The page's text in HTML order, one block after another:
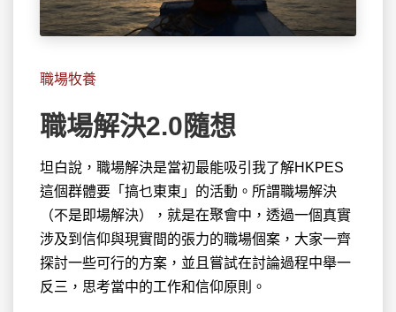
職場牧養
職場解決2.0隨想
坦白說，職場解決是當初最能吸引我了解HKPES
這個群體要「搞乜東東」的活動。所謂職場解決
（不是即場解決），就是在聚會中，透過一個真實
涉及到信仰與現實間的張力的職場個案，大家一齊
探討一些可行的方案，並且嘗試在討論過程中舉一
反三，思考當中的工作和信仰原則。